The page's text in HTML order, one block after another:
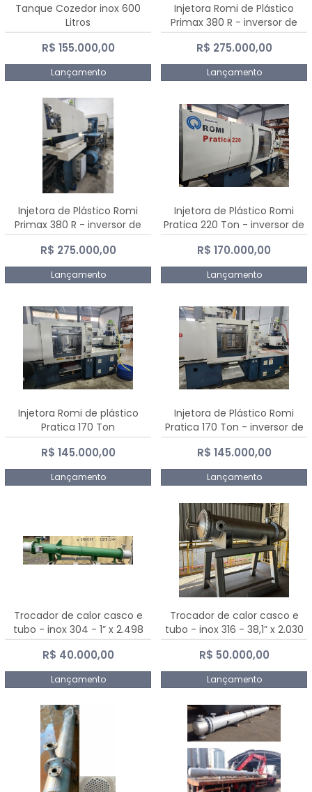
Tanque Cozedor inox 600
Litros
R$ 155.000,00
Lançamento
Injetora Romi de Plástico
Primax 380 R - inversor de
frequência NR 12 - 2008
R$ 275.000,00
Lançamento
Injetora de Plástico Romi
Primax 380 R - inversor de
frequência NR 12
R$ 275.000,00
Lançamento
Injetora de Plástico Romi
Pratica 220 Ton - inversor de
frequência NR 12
R$ 170.000,00
Lançamento
Injetora Romi de plástico
Pratica 170 Ton
R$ 145.000,00
Lançamento
Injetora de Plástico Romi
Pratica 170 Ton - inversor de
frequência NR 12
R$ 145.000,00
Lançamento
Trocador de calor casco e
tubo - inox 304 - 1” x 2.498
mm
R$ 40.000,00
Lançamento
Trocador de calor casco e
tubo - inox 316 - 38,1” x 2.030
mm
R$ 50.000,00
Lançamento